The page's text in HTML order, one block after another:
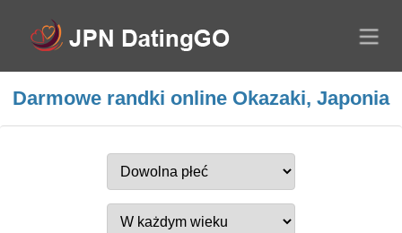
Darmowe randki online Okazaki, Japonia